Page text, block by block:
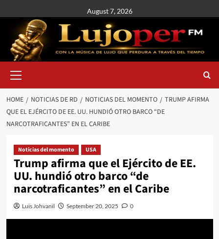
August 7, 2026
HOME NOTICIAS DE RD NOTICIAS DEL MOMENTO
TRUMP AFIRMA
QUE EL EJÉRCITO DE EE. UU. HUNDIÓ OTRO BARCO “DE
NARCOTRAFICANTES” EN EL CARIBE
Noticias del momento USA
Trump afirma que el Ejército de EE.
UU. hundió otro barco “de
narcotraficantes” en el Caribe
Luis Johvanil September 20, 2025 0